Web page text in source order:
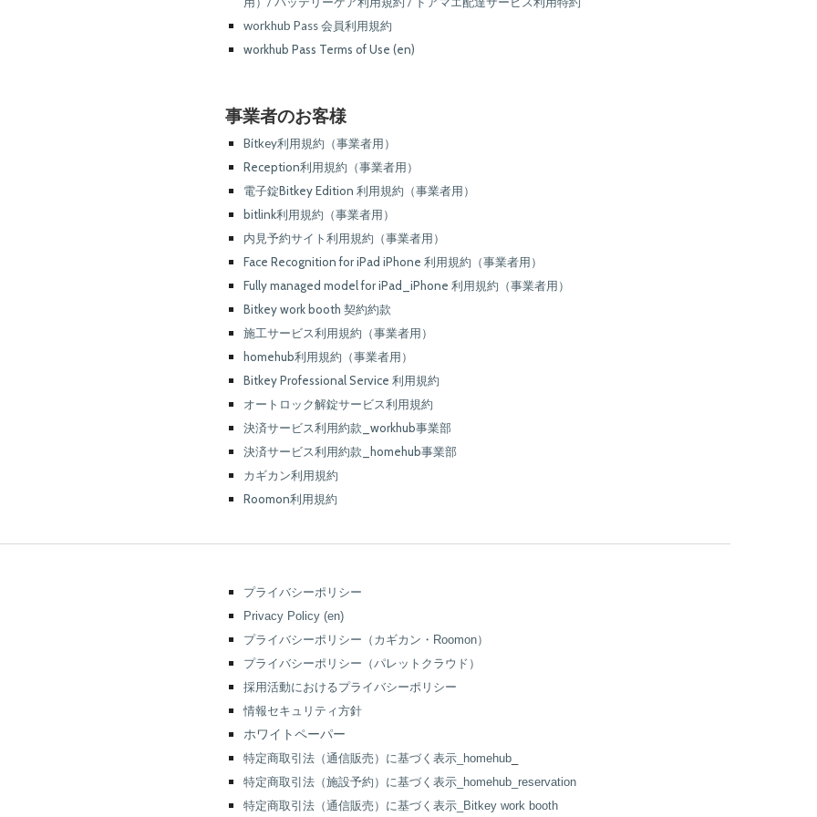
workhub Pass 会員利用規約
workhub Pass Terms of Use (en)
事業者のお客様
Bitkey利用規約（事業者用）
Reception利用規約（事業者用）
電子錠Bitkey Edition 利用規約（事業者用）
bitlink利用規約（事業者用）
内見予約サイト利用規約（事業者用）
Face Recognition for iPad iPhone 利用規約（事業者用）
Fully managed model for iPad_iPhone 利用規約（事業者用）
Bitkey work booth 契約約款
施工サービス利用規約（事業者用）
homehub利用規約（事業者用）
Bitkey Professional Service 利用規約
オートロック解錠サービス利用規約
決済サービス利用約款_workhub事業部
決済サービス利用約款_
homehub事業部
カギカン利用規約
Roomon利用規約
プライバシーポリシー
Privacy Policy (en)
プライバシーポリシー（カギカン・Roomon）
プライバシーポリシー（パレットクラウド）
採用活動におけるプライバシーポリシー
情報セキュリティ方針
ホワイトペーパー
特定商取引法（通信販売）に基づく表示_homehub_
特定商取引法（施設予約）に基づく表示_homehub_reservation
特定商取引法（通信販売）に基づく表示_Bitkey work booth